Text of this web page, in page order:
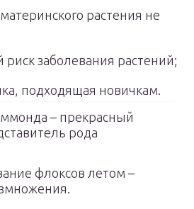
растения не
заболевания растений;
подходящая новичкам.
– прекрасный
рода
флоксов летом –